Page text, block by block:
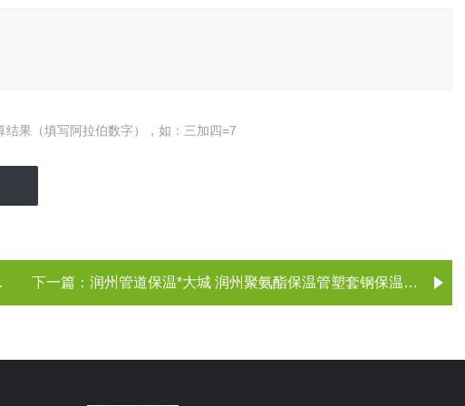
结果（填写阿拉伯数字），如：三加四=7
下一篇： 润州管道保温*大城 润州聚氨酯保温管塑套钢保温管价格与厂家 镇江